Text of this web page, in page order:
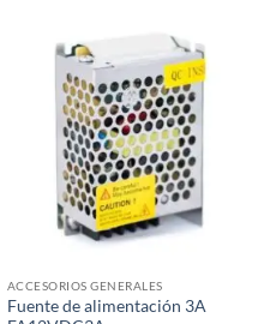
ACCESORIOS GENERALES
Fuente de alimentación 3A